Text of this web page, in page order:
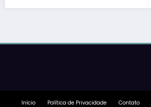
Início Política de Privacidade Contato